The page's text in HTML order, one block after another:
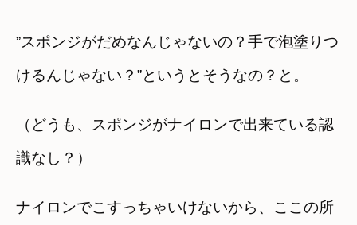
”スポンジがだめなんじゃないの？手で泡塗りつ
けるんじゃない？”というとそうなの？と。
（どうも、スポンジがナイロンで出来ている認
識なし？）
ナイロンでこすっちゃいけないから、ここの所